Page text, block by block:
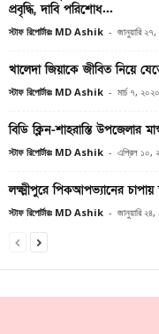
প্রবৃদ্ধি, দাবি পরিশোধ...
স্টাফ রিপোর্টারঃ MD Ashik - জানুয়ারি
খালেদা জিয়াকে জীবিত নিয়ে
স্টাফ রিপোর্টারঃ MD Ashik - মার্চ ৭, ২০২০
বিডি ক্লিন-শাহরাস্তি উপজেলার
স্টাফ রিপোর্টারঃ MD Ashik - এপ্রিল ১০,
লক্ষ্মীপুরে পিকআপভ্যানের
স্টাফ রিপোর্টারঃ MD Ashik - জানুয়ারি